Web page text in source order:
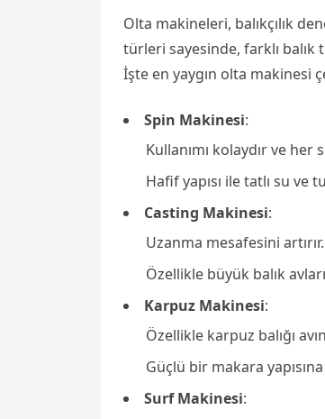
Olta makineleri, balıkçılık
türleri sayesinde, farklı
İşte en yaygın olta makinesi
Spin Makinesi:
Kullanımı kolaydır ve her
Hafif yapısı ile tatlı su ve
Casting Makinesi:
Uzanma mesafesini artırır.
Özellikle büyük balık
Karpuz Makinesi:
Özellikle karpuz balığı
Güçlü bir makara
Surf Makinesi: